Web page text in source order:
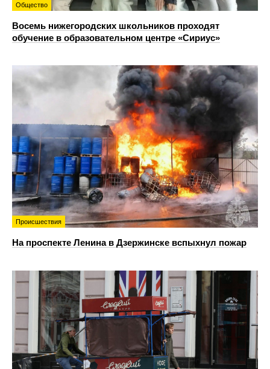
Общество
Восемь нижегородских школьников проходят
обучение в образовательном центре «Сириус»
Происшествия
На проспекте Ленина в Дзержинске вспыхнул пожар